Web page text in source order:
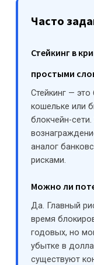
Часто
Стейкинг в
простыми
Стейкинг —
кошельке или
блокчейн-
аналог
рисками.
Можно ли
Да. Главный
время
годовых, но
убытке в
существуют